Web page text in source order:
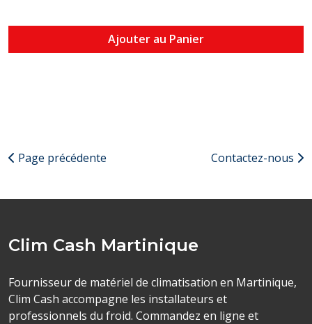
Ajouter au Panier
Page précédente Contactez-nous
Clim Cash Martinique
Fournisseur de matériel de climatisation en Martinique,
Clim Cash accompagne les installateurs et
professionnels du froid. Commandez en ligne et